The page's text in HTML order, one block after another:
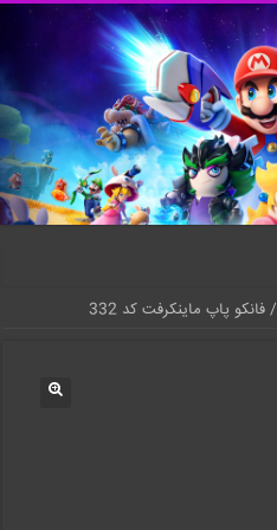
/ فانکو پاپ ماینکرفت کد 332